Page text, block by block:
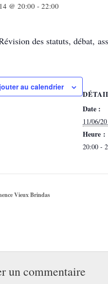
@ 20:00 -22:00
des statuts, débat,
au calendrier
Date :
11/06/
Heure :
20:00 -
Vieux Brindas
un commentaire